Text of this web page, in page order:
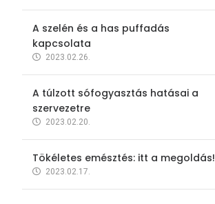
A szelén és a has puffadás
kapcsolata
2023.02.26.
A túlzott sófogyasztás hatásai a
szervezetre
2023.02.20.
Tökéletes emésztés: itt a megoldás!
2023.02.17.